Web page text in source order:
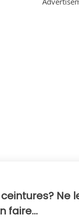
Ne
faire...